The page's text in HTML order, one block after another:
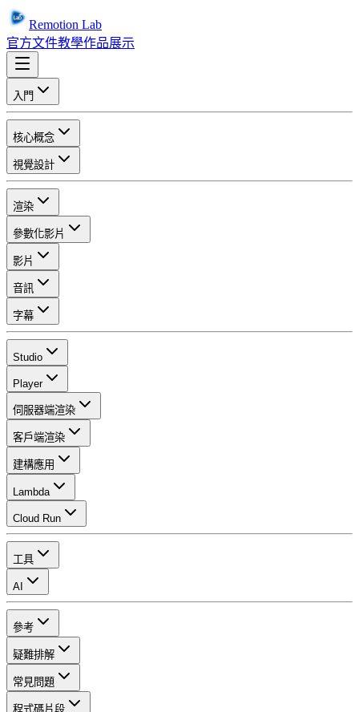
Remotion Lab
官方文件教學作品展示
入門
核心概念
視覺設計
渲染
參數化影片
影片
音訊
字幕
Studio
Player
伺服器端渲染
客戶端渲染
建構應用
Lambda
Cloud Run
工具
AI
參考
疑難排解
常見問題
程式碼片段